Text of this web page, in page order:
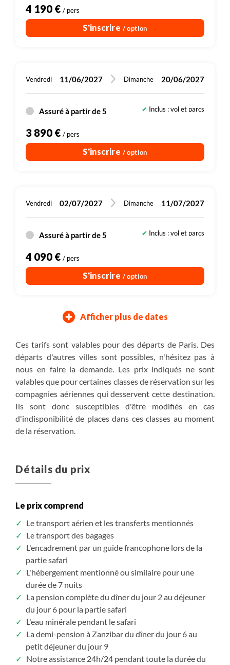
4 190 € / pers
S'inscrire / option
Vendredi 11/06/2027 Dimanche 20/06/2027
Assuré à partir de 5
Inclus : vol et parcs
3 890 € / pers
S'inscrire / option
Vendredi 02/07/2027 Dimanche 11/07/2027
Assuré à partir de 5
Inclus : vol et parcs
4 090 € / pers
S'inscrire / option
Assuré à partir de 5
Inclus : vol et parcs
Dont 300 € de droits d'entrée (sites,
4 590 €/ pers
S'inscrire
Afficher plus de dates
Ces tarifs sont valables pour des départs de Paris. Des
départs d'autres villes sont possibles, n'hésitez pas à
nous en faire la demande. Les prix indiqués ne sont
valables que pour certaines classes de réservation sur les
compagnies aériennes qui desservent cette destination.
Ils sont donc susceptibles d'être modifiés en cas
d'indisponibilité de places dans ces classes au moment
de la réservation.
Détails du prix
Le prix comprend
Le transport aérien et les transferts mentionnés
Le transport des bagages
L'encadrement par un guide francophone lors de la
partie safari
L'hébergement mentionné ou similaire pour une
durée de 7 nuits
La pension complète du dîner du jour 2 au déjeuner
du jour 6 pour la partie safari
L'eau minérale pendant le safari
La demi-pension à Zanzibar du dîner du jour 6 au
petit déjeuner du jour 9
Notre assistance 24h/24 pendant toute la durée du